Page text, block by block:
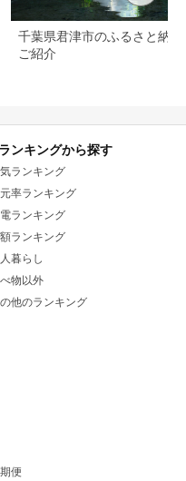
千葉県君津市のふるさと納税
ご紹介
ランキングから探す
気ランキング
率ランキング
ランキング
ランキング
暮らし
物以外
他のランキング
便